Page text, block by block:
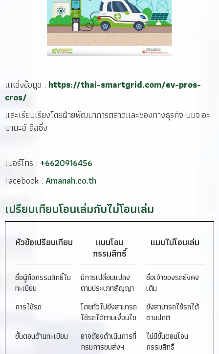
แหล่งข้อมูล : https://thai-smartgrid.com/ev-pros-
cros/
และเรียบเรียงโดยฝ่ายพัฒนาการตลาดและช่องทางธุรกิจ บมจ.อะ
มานะฮ์ ลิสซิ่ง
เบอร์โทร : +6620916456
Facebook : Amanah.co.th
เปรียบเทียบโอนเล่มกับไม่โอนเล่ม
หัวข้อเปรียบเทียบ แบบโอน
กรรมสิทธิ์
แบบไม่โอนเล่ม
ชื่อผู้ถือกรรมสิทธิ์ใน
ทะเบียน
มีการเปลี่ยนแปลง
ตามประเภทสัญญา
ชื่อเจ้าของรถยังคง
เดิม
การใช้รถ
โดยทั่วไปยังสามารถ
ใช้รถได้ตามเงื่อนไข
ยังสามารถใช้รถได้
ตามปกติ
ขั้นตอนด้านทะเบียน
อาจต้องดำเนินการที่
กรมการขนส่งฯ
ไม่มีขั้นตอนโอน
กรรมสิทธิ์